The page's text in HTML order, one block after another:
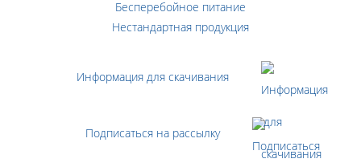
Бесперебойное питание
Нестандартная продукция
Информация для скачивания
Подписаться на рассылку